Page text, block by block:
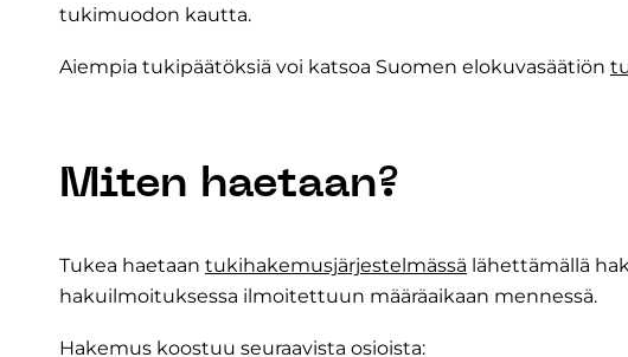
tukimuodon kautta.
Aiempia tukipäätöksiä voi katsoa Suomen elokuvasäätiön
Miten haetaan?
Tukea haetaan tukihakemusjärjestelmässä lähettämällä
hakuilmoituksessa ilmoitettuun määräaikaan mennessä.
Hakemus koostuu seuraavista osioista: